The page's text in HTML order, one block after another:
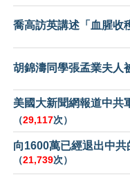
喬高訪英講述「血腥收
胡錦濤同學張孟業夫人
美國大新聞網報道中共
（29,117次）
向1600萬已經退出中
（21,739次）